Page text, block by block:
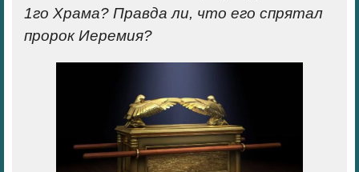
1го Храма? Правда ли, что его спрятал
пророк Иеремия?